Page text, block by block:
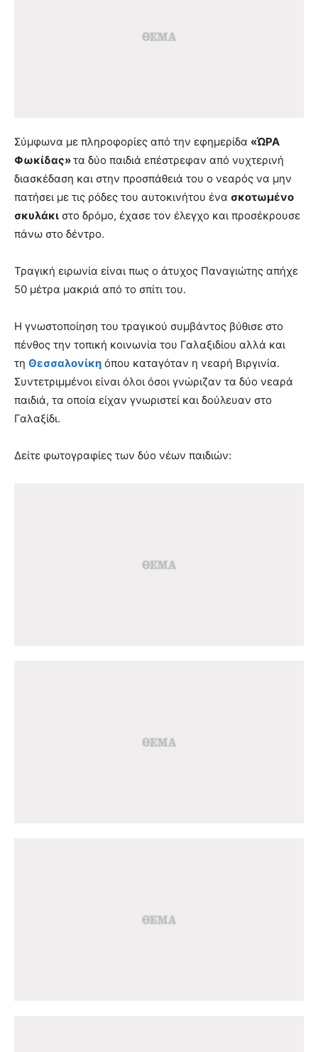
Σύμφωνα με πληροφορίες από την εφημερίδα «ΏΡΑ
Φωκίδας»τα δύο παιδιά επέστρεφαν από νυχτερινή
διασκέδαση και στην προσπάθειά του ο νεαρός να μην
πατήσει με τις ρόδες του αυτοκινήτου ένα σκοτωμένο
σκυλάκι στο δρόμο, έχασε τον έλεγχο και προσέκρουσε
πάνω στο δέντρο.
Τραγική ειρωνία είναι πως ο άτυχος Παναγιώτης απήχε
50 μέτρα μακριά από το σπίτι του.
Η γνωστοποίηση του τραγικού συμβάντος βύθισε στο
πένθος την τοπική κοινωνία του Γαλαξιδίου αλλά και
τη Θεσσαλονίκη όπου καταγόταν η νεαρή Βιργινία.
Συντετριμμένοι είναι όλοι όσοι γνώριζαν τα δύο νεαρά
παιδιά, τα οποία είχαν γνωριστεί και δούλευαν στο
Γαλαξίδι.
Δείτε φωτογραφίες των δύο νέων παιδιών: